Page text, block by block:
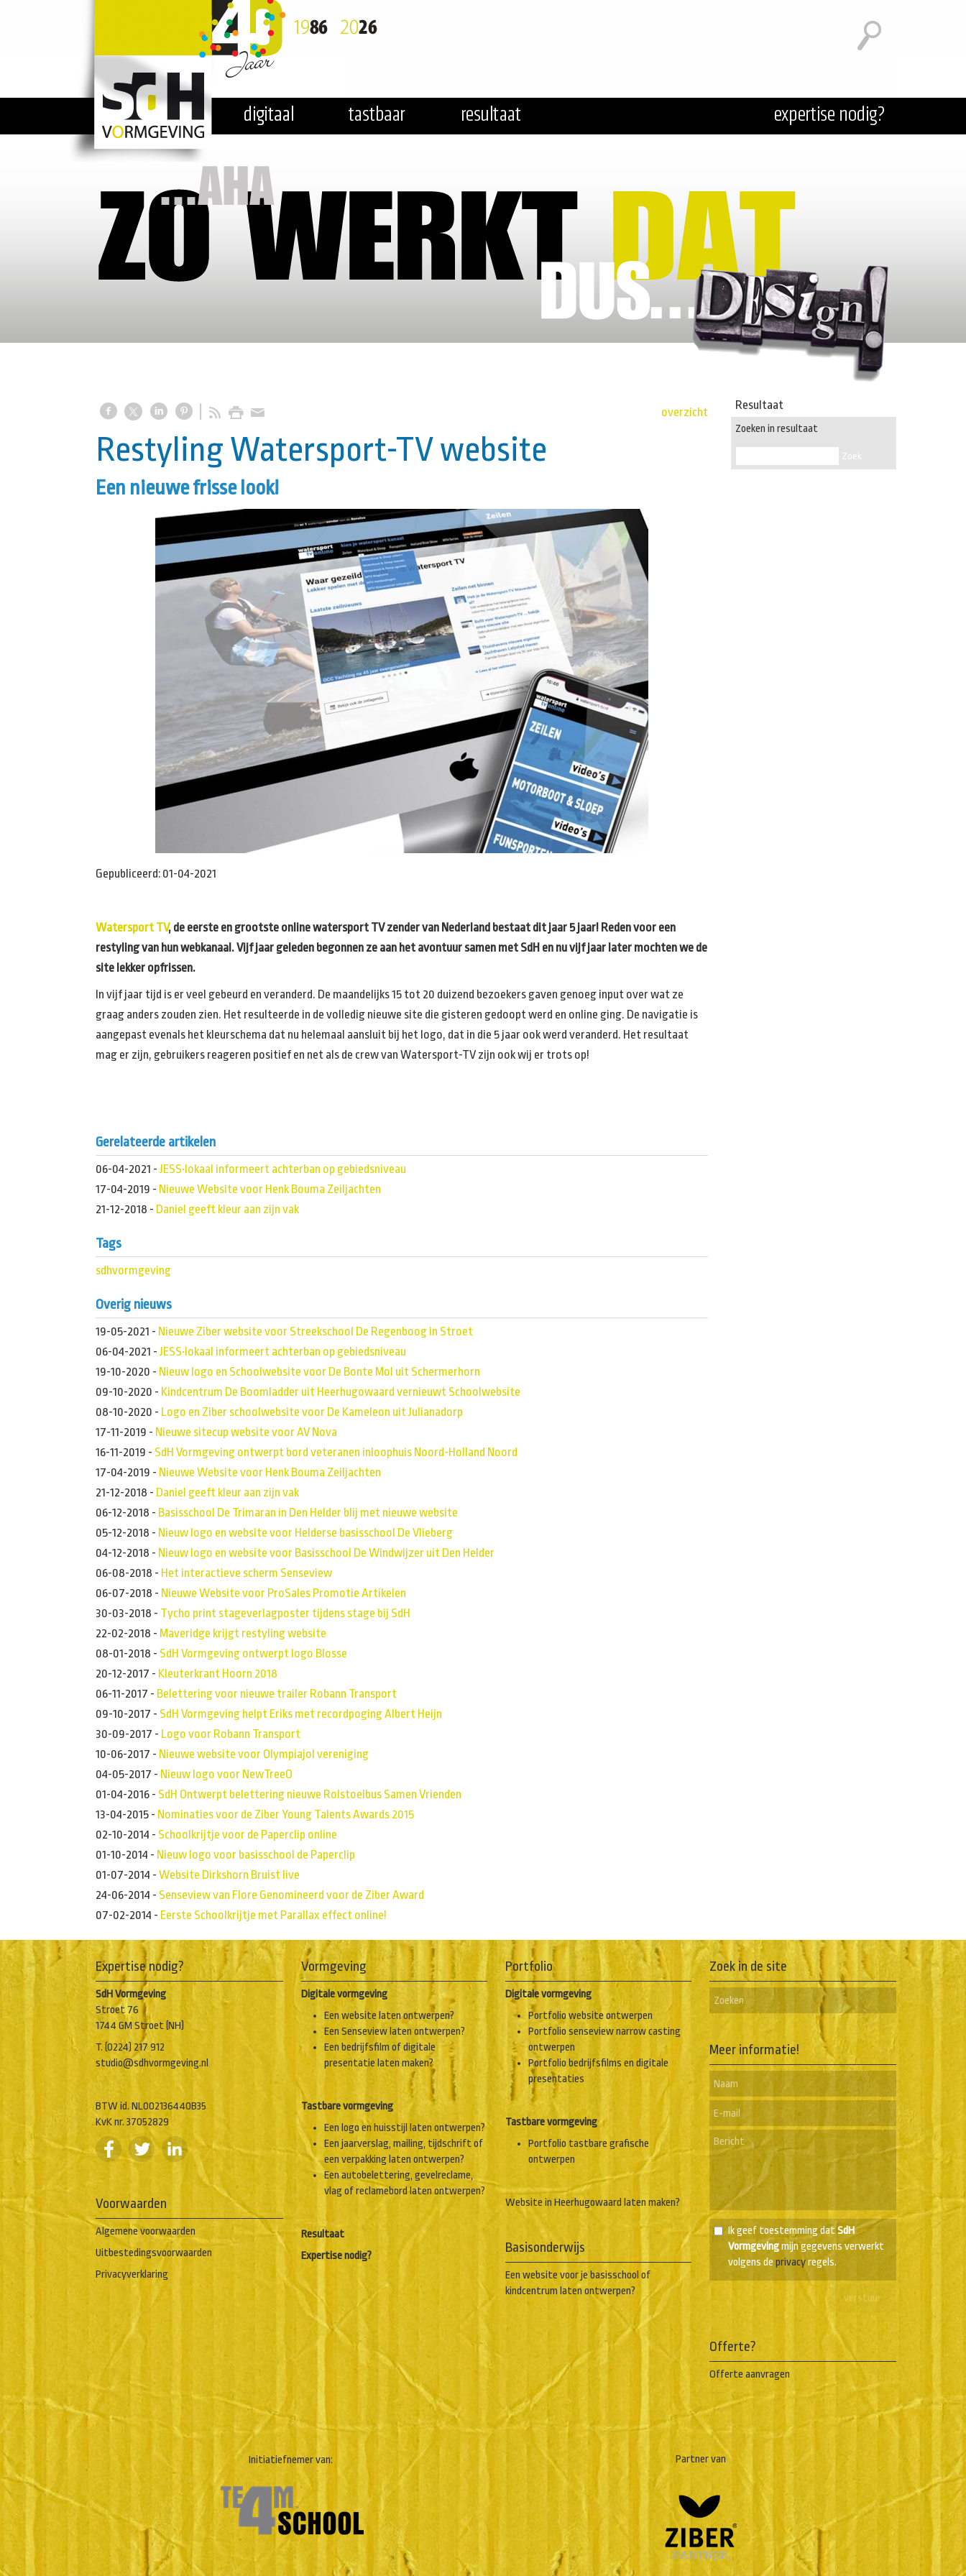
overzicht
Restyling Watersport-TV website
Een nieuwe frisse look!
Gepubliceerd: 01-04-2021
Watersport TV, de eerste en grootste online watersport TV zender van Nederland bestaat dit jaar 5 jaar! Reden voor een
restyling van hun webkanaal. Vijf jaar geleden begonnen ze aan het avontuur samen met SdH en nu vijf jaar later mochten we de
site lekker opfrissen.
In vijf jaar tijd is er veel gebeurd en veranderd. De maandelijks 15 tot 20 duizend bezoekers gaven genoeg input over wat ze
graag anders zouden zien. Het resulteerde in de volledig nieuwe site die gisteren gedoopt werd en online ging. De navigatie is
aangepast evenals het kleurschema dat nu helemaal aansluit bij het logo, dat in die 5 jaar ook werd veranderd. Het resultaat
mag er zijn, gebruikers reageren positief en net als de crew van Watersport-TV zijn ook wij er trots op!
Gerelateerde artikelen
06-04-2021 -JESS•lokaal informeert achterban op gebiedsniveau
17-04-2019 - Nieuwe Website voor Henk Bouma Zeiljachten
21-12-2018 - Daniel geeft kleur aan zijn vak
Tags
sdhvormgeving
Overig nieuws
19-05-2021 - Nieuwe Ziber website voor Streekschool De Regenboog in Stroet
06-04-2021 -JESS•lokaal informeert achterban op gebiedsniveau
19-10-2020 - Nieuw logo en Schoolwebsite voor De Bonte Mol uit Schermerhorn
09-10-2020 - Kindcentrum De Boomladder uit Heerhugowaard vernieuwt Schoolwebsite
08-10-2020 - Logo en Ziber schoolwebsite voor De Kameleon uit Julianadorp
17-11-2019 - Nieuwe sitecup website voor AV Nova
16-11-2019 - SdH Vormgeving ontwerpt bord veteranen inloophuis Noord-Holland Noord
17-04-2019 - Nieuwe Website voor Henk Bouma Zeiljachten
21-12-2018 - Daniel geeft kleur aan zijn vak
06-12-2018 - Basisschool De Trimaran in Den Helder blij met nieuwe website
05-12-2018 - Nieuw logo en website voor Helderse basisschool De Vlieberg
04-12-2018 - Nieuw logo en website voor Basisschool De Windwijzer uit Den Helder
06-08-2018 - Het interactieve scherm Senseview
06-07-2018 - Nieuwe Website voor ProSales Promotie Artikelen
30-03-2018 - Tycho print stageverlagposter tijdens stage bij SdH
22-02-2018 - Maveridge krijgt restyling website
08-01-2018 - SdH Vormgeving ontwerpt logo Blosse
20-12-2017 - Kleuterkrant Hoorn 2018
06-11-2017 - Belettering voor nieuwe trailer Robann Transport
09-10-2017 - SdH Vormgeving helpt Eriks met recordpoging Albert Heijn
30-09-2017 - Logo voor Robann Transport
10-06-2017 - Nieuwe website voor Olympiajol vereniging
04-05-2017 - Nieuw logo voor NewTreeO
01-04-2016 - SdH Ontwerpt belettering nieuwe Rolstoelbus Samen Vrienden
13-04-2015 - Nominaties voor de Ziber Young Talents Awards 2015
02-10-2014 - Schoolkrijtje voor de Paperclip online
01-10-2014 - Nieuw logo voor basisschool de Paperclip
01-07-2014 - Website Dirkshorn Bruist live
24-06-2014 - Senseview van Flore Genomineerd voor de Ziber Award
07-02-2014 - Eerste Schoolkrijtje met Parallax effect online!
Resultaat
Zoeken in resultaat
Zoek
Expertise nodig?
SdH Vormgeving
Stroet 76
1744 GM Stroet (NH)
T. (0224) 217 912
studio@sdhvormgeving.nl
BTW id. NL002136440B35
KvK nr. 37052829
Voorwaarden
Algemene voorwaarden
Uitbestedingsvoorwaarden
Privacyverklaring
Vormgeving
Digitale vormgeving
Een website laten ontwerpen?
Een Senseview laten ontwerpen?
Een bedrijfsfilm of digitale
presentatie laten maken?
Tastbare vormgeving
Een logo en huisstijl laten ontwerpen?
Een jaarverslag, mailing, tijdschrift of
een verpakking laten ontwerpen?
Een autobelettering, gevelreclame,
vlag of reclamebord laten ontwerpen?
Resultaat
Expertise nodig?
Portfolio
Digitale vormgeving
Portfolio website ontwerpen
Portfolio senseview narrow casting
ontwerpen
Portfolio bedrijfsfilms en digitale
presentaties
Tastbare vormgeving
Portfolio tastbare grafische
ontwerpen
Website in Heerhugowaard laten maken?
Basisonderwijs
Een website voor je basisschool of
kindcentrum laten ontwerpen?
Zoek in de site
Meer informatie!
Ik geef toestemming datSdH
Vormgevingmijn gegevens verwerkt
volgens de privacyregels.
Offerte?
Offerte aanvragen
Initiatiefnemer van: Partner van